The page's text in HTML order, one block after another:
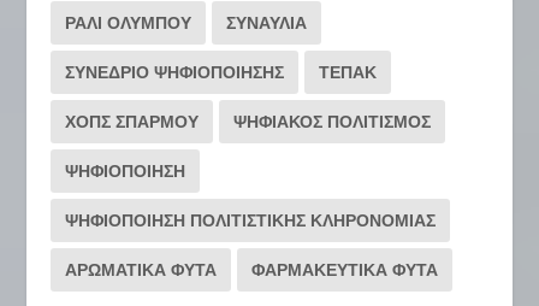
ΡΆΛΙ ΟΛΎΜΠΟΥ ΣΥΝΑΥΛΙΑ
ΣΥΝΕΔΡΙΟ ΨΗΦΙΟΠΟΙΗΣΗΣ ΤΕΠΑΚ
ΧΟΠΣ ΣΠΑΡΜΟΥ ΨΗΦΙΑΚΟΣ ΠΟΛΙΤΙΣΜΟΣ
ΨΗΦΙΟΠΟΙΗΣΗ
ΨΗΦΙΟΠΟΙΗΣΗ ΠΟΛΙΤΙΣΤΙΚΗΣ ΚΛΗΡΟΝΟΜΙΑΣ
ΑΡΩΜΑΤΙΚΑ ΦΥΤΑ ΦΑΡΜΑΚΕΥΤΙΚΑ ΦΥΤΑ